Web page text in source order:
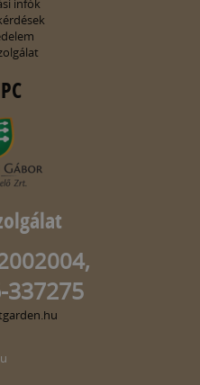
infók
337275